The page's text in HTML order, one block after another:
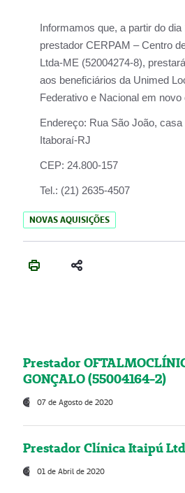
Informamos que, a partir do dia
prestador CERPAM – Centro
Ltda-ME (52004274-8),
aos beneficiários da Unimed
Federativo e Nacional em novo
Endereço: Rua São João, casa
Itaboraí-RJ
CEP: 24.800-157
Tel.: (21) 2635-4507
NOVAS AQUISIÇÕES
Prestador
GONÇALO (55004164-2)
07 de Agosto de 2020
Prestador Clínica Itaipú
01 de Abril de 2020